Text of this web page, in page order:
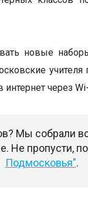
новые
через
Мы собрали
Не пропусти,
Подмосковья".